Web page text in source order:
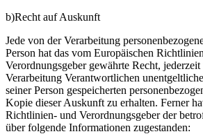
b)Recht auf Auskunft
Jede von der Verarbeitung
Person hat das vom Europäischen
Verordnungsgeber gewährte Recht,
Verarbeitung Verantwortlichen
seiner Person gespeicherten
Kopie dieser Auskunft zu erhalten. Ferner
Richtlinien- und Verordnungsgeber der
über folgende Informationen zugestanden: